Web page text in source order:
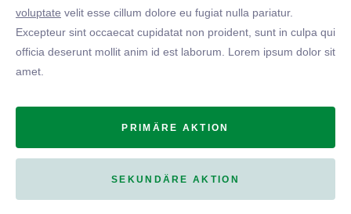
voluptate velit esse cillum dolore eu fugiat nulla pariatur.
Excepteur sint occaecat cupidatat non proident, sunt in culpa qui
officia deserunt mollit anim id est laborum. Lorem ipsum dolor sit
amet.
PRIMÄRE AKTION
SEKUNDÄRE AKTION